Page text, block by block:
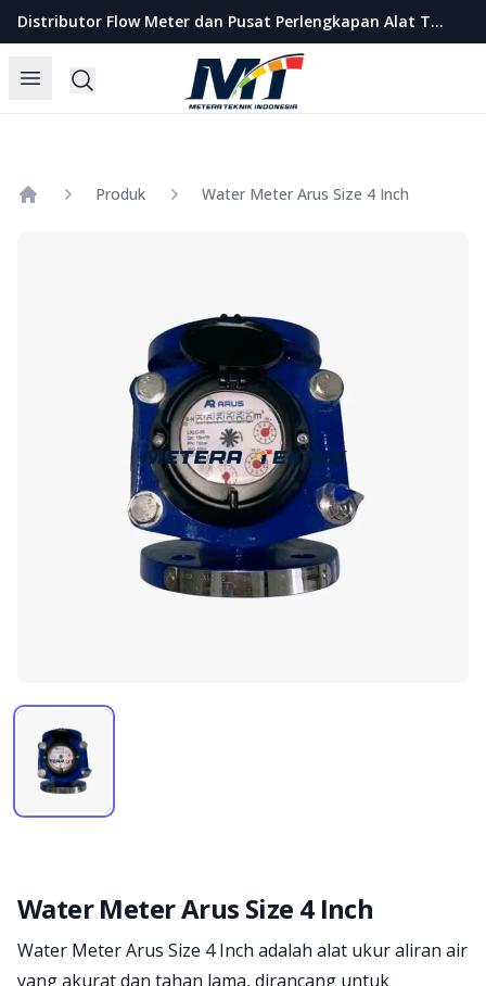
Distributor Flow Meter dan Pusat Perlengkapan Alat Teknik Indonesia
Open menu
Search
Metera Teknik Indonesia
Produk Water Meter Arus Size 4 Inch
Water Meter Arus Size 4 Inch
Product information
Water Meter Arus Size 4 Inch adalah alat ukur aliran air
yang akurat dan tahan lama, dirancang untuk